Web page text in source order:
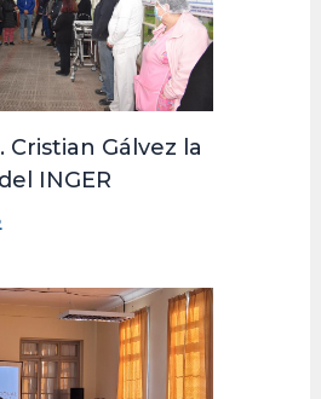
Cristian Gálvez la
INGER